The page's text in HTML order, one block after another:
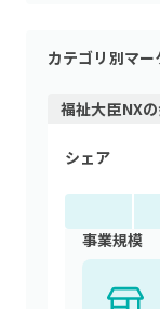
カテゴリ別マ
福祉大臣NXの
シェア
事業規模